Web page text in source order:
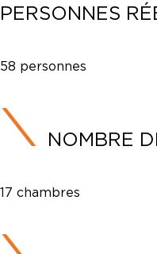
PERSONNES
58 personnes
NOMBRE
17 chambres